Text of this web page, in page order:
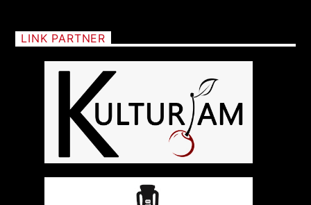
+393401974468
Sostieni Radio Città Aperta
LINK PARTNER